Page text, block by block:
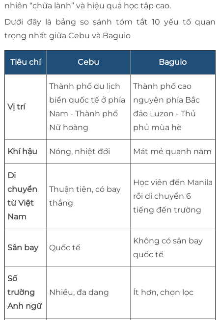
nhiên “chữa lành” và hiệu quả học tập cao.
Dưới đây là bảng so sánh tóm tắt 10 yếu tố quan
trọng nhất giữa Cebu và Baguio
Tiêu chí Cebu Baguio
Vị trí
Thành phố du lịch
biển quốc tế ở phía
Nam - Thành phố
Nữ hoàng
Thành phố cao
nguyên phía Bắc
đảo Luzon - Thủ
phủ mùa hè
Khí hậu Nóng, nhiệt đới Mát mẻ quanh năm
Di
chuyển
từ Việt
Nam
Thuận tiện, có bay
thẳng
Học viên đến Manila
rồi di chuyển 6
tiếng đến trường
Sân bay Quốc tế
Không có sân bay
quốc tế
Số
trường
Anh ngữ
Nhiều, đa dạng Ít hơn, chọn lọc